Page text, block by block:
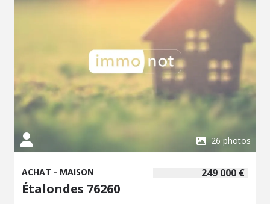
26 photos
249 000 €
ACHAT - MAISON
Étalondes 76260